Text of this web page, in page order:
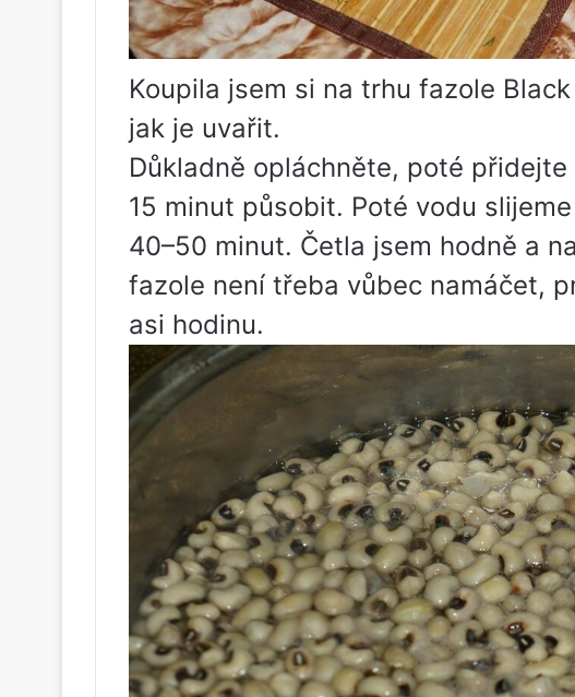
Koupila jsem si na trhu fazole
jak je uvařit.
Důkladně opláchněte, poté
15 minut působit. Poté vodu
40–50 minut. Četla jsem hodně a
fazole není třeba vůbec namáčet,
asi hodinu.